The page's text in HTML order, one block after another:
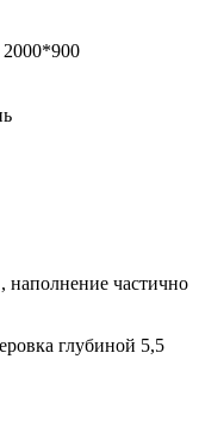
частично
глубиной 5,5